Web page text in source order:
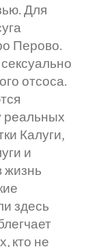
Для
Перово.
отсоса.
реальных
Калуги,
и
жизнь
здесь
кто не